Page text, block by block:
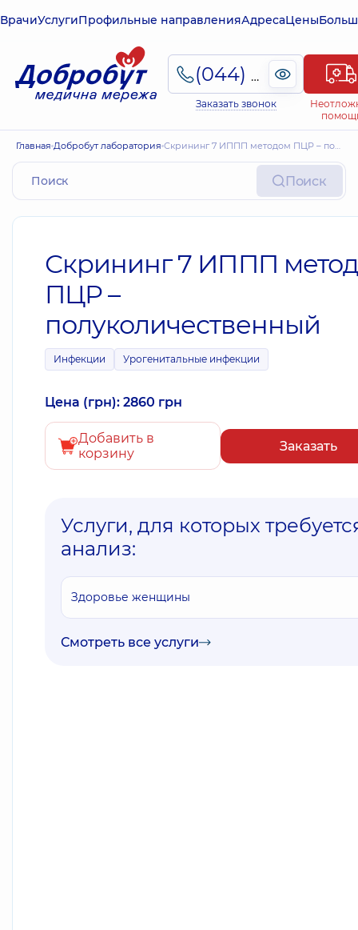
ВрачиУслугиПрофильные направленияАдресаЦены
(044) 495-2-888
Заказать звонок
Главная Добробут лаборатория Скрининг 7 ИППП методом ПЦР – полуколичественный
Поиск
Скрининг 7 ИППП
ПЦР –
полуколичественный
Инфекции Урогенитальные инфекции
Цена (грн): 2860 грн
Добавить в
корзину
Заказать
Услуги, для которых
анализ:
Здоровье женщины
Смотреть все услуги